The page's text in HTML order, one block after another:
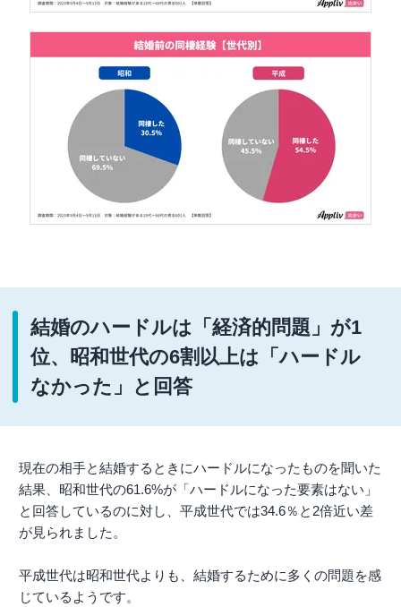
結婚のハードルは「経済的問題」が1
位、昭和世代の6割以上は「ハードル
なかった」と回答
現在の相手と結婚するときにハードルになったものを聞いた
結果、昭和世代の61.6%が「ハードルになった要素はない」
と回答しているのに対し、平成世代では34.6％と2倍近い差
が見られました。
平成世代は昭和世代よりも、結婚するために多くの問題を感
じているようです。